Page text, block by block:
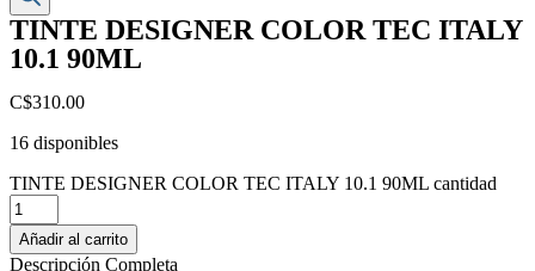
TINTE DESIGNER COLOR TEC ITALY
10.1 90ML
C$310.00
16 disponibles
TINTE DESIGNER COLOR TEC ITALY 10.1 90ML cantidad
Añadir al carrito
Descripción Completa